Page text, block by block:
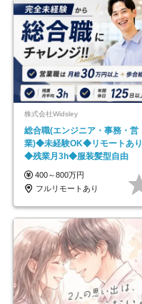
株式会社Widsley
総合職(エンジニア・事務・営
業)◆未経験OK◆リモートあり
◆残業月3h◆服装髪型自由
400～800万円
フルリモートあり